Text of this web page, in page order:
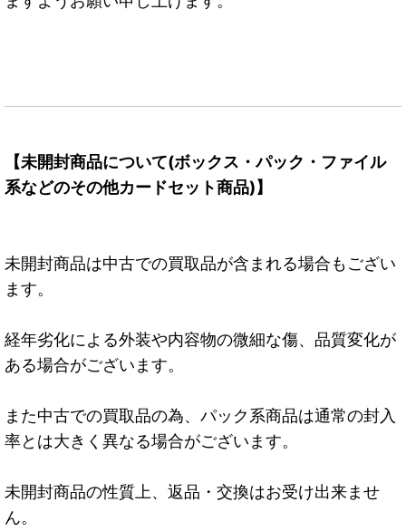
【未開封商品について(ボックス・パック・ファイル
系などのその他カードセット商品)】
未開封商品は中古での買取品が含まれる場合もござい
ます。
経年劣化による外装や内容物の微細な傷、品質変化が
ある場合がございます。
また中古での買取品の為、パック系商品は通常の封入
率とは大きく異なる場合がございます。
未開封商品の性質上、返品・交換はお受け出来ませ
ん。